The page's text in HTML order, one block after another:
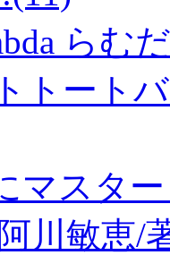
らむだ
トート
マスタ
川敏恵/